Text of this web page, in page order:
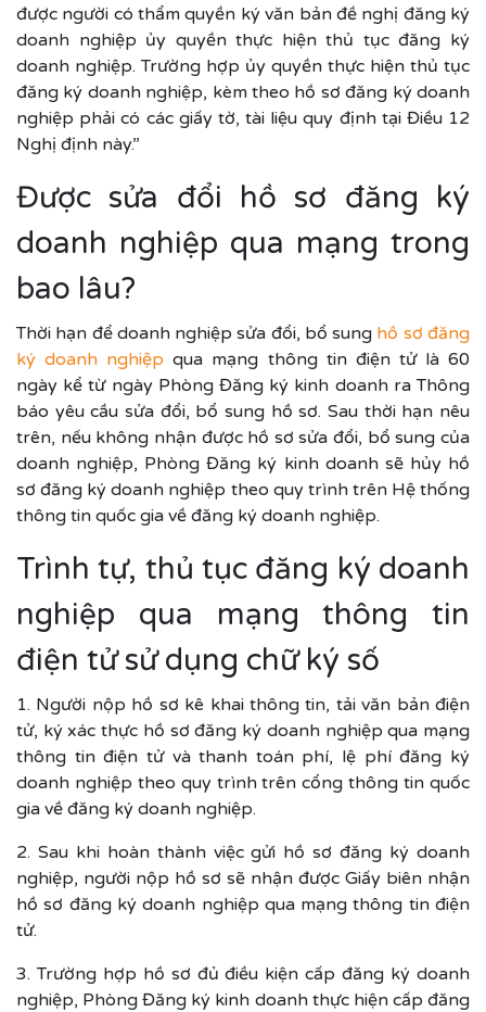
được người có thẩm quyền ký văn bản đề nghị đăng ký
doanh nghiệp ủy quyền thực hiện thủ tục đăng ký
doanh nghiệp. Trường hợp ủy quyền thực hiện thủ tục
đăng ký doanh nghiệp, kèm theo hồ sơ đăng ký doanh
nghiệp phải có các giấy tờ, tài liệu quy định tại Điều 12
Nghị định này.”
Được sửa đổi hồ sơ đăng ký
doanh nghiệp qua mạng trong
bao lâu?
Thời hạn để doanh nghiệp sửa đổi, bổ sung hồ sơ đăng
ký doanh nghiệp qua mạng thông tin điện tử là 60
ngày kể từ ngày Phòng Đăng ký kinh doanh ra Thông
báo yêu cầu sửa đổi, bổ sung hồ sơ. Sau thời hạn nêu
trên, nếu không nhận được hồ sơ sửa đổi, bổ sung của
doanh nghiệp, Phòng Đăng ký kinh doanh sẽ hủy hồ
sơ đăng ký doanh nghiệp theo quy trình trên Hệ thống
thông tin quốc gia về đăng ký doanh nghiệp.
Trình tự, thủ tục đăng ký doanh
nghiệp qua mạng thông tin
điện tử sử dụng chữ ký số
1. Người nộp hồ sơ kê khai thông tin, tải văn bản điện
tử, ký xác thực hồ sơ đăng ký doanh nghiệp qua mạng
thông tin điện tử và thanh toán phí, lệ phí đăng ký
doanh nghiệp theo quy trình trên cổng thông tin quốc
gia về đăng ký doanh nghiệp.
2. Sau khi hoàn thành việc gửi hồ sơ đăng ký doanh
nghiệp, người nộp hồ sơ sẽ nhận được Giấy biên nhận
hồ sơ đăng ký doanh nghiệp qua mạng thông tin điện
tử.
3. Trường hợp hồ sơ đủ điều kiện cấp đăng ký doanh
nghiệp, Phòng Đăng ký kinh doanh thực hiện cấp đăng